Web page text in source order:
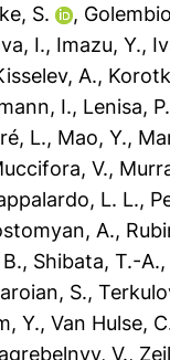
S. ,
I., Imazu, Y.,
A.,
I., Lenisa, P.
L., Mao, Y.,
V.,
L. L.,
A.,
, Shibata, T.-A.,
S.,
Y., Van Hulse,
V.,